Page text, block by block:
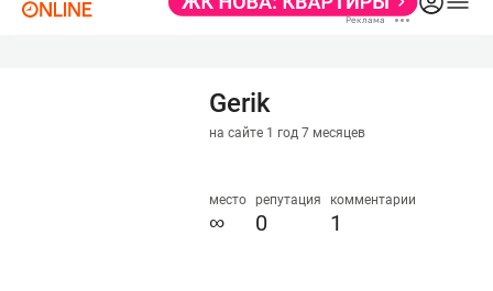
Gerik
на сайте 1 год 7 месяцев
место
∞
репутация
0
комментарии
1